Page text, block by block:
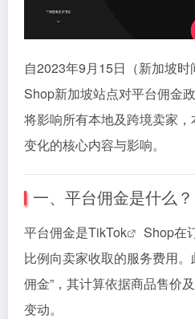
自2023年9月15日（新加坡时
Shop新加坡站点对平台佣金
将影响所有本地及跨境卖家，
变化的核心内容与影响。
一、 平台佣金是什么？
平台佣金是TikTok Shop在
比例向卖家收取的服务费用。
佣金”， 其计算依据商品售价及
变动。